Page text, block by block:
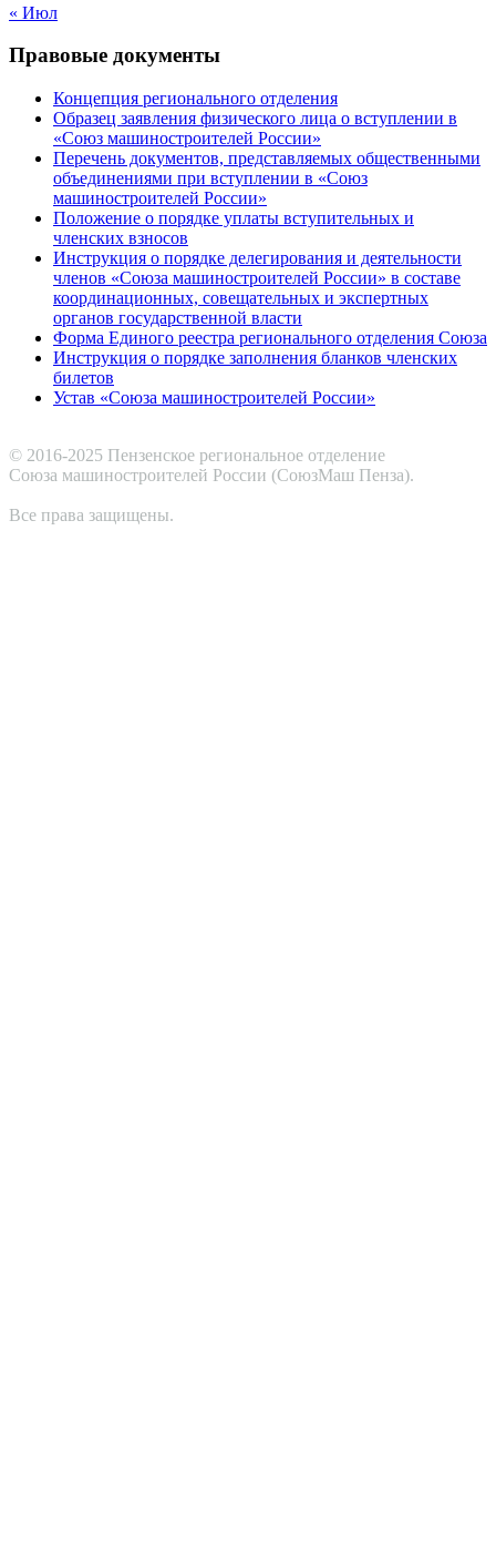
« Июл
Правовые документы
Концепция регионального отделения
Образец заявления физического лица о вступлении в
«Союз машиностроителей России»
Перечень документов, представляемых общественными
объединениями при вступлении в «Союз
машиностроителей России»
Положение о порядке уплаты вступительных и
членских взносов
Инструкция о порядке делегирования и деятельности
членов «Союза машиностроителей России» в составе
координационных, совещательных и экспертных
органов государственной власти
Форма Единого реестра регионального отделения Союза
Инструкция о порядке заполнения бланков членских
билетов
Устав «Союза машиностроителей России»
© 2016-2025 Пензенское региональное отделение
Cоюза машиностроителей России (СоюзМаш Пенза).
Все права защищены.